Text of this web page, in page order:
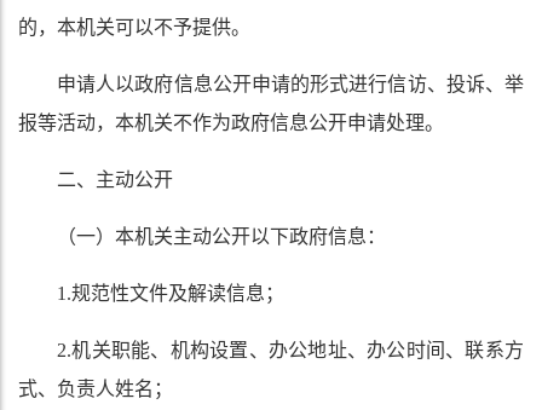
的，本机关可以不予提供。
申请人以政府信息公开申请的形式进行信访、投诉、举
报等活动，本机关不作为政府信息公开申请处理。
二、主动公开
（一）本机关主动公开以下政府信息：
1.规范性文件及解读信息；
2.机关职能、机构设置、办公地址、办公时间、联系方
式、负责人姓名；